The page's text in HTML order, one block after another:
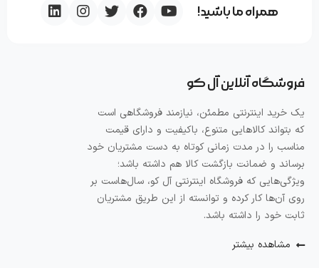
همراه ما باشید!
فروشگاه آنلاین آل کو
یک خرید اینترنتی مطمئن، نیازمند فروشگاهی است
که بتواند کالاهایی متنوع، باکیفیت و دارای قیمت
مناسب را در مدت زمانی کوتاه به دست مشتریان خود
برساند و ضمانت بازگشت کالا هم داشته باشد؛
ویژگی‌هایی که فروشگاه اینترنتی آل کو، سال‌هاست بر
روی آن‌ها کار کرده و توانسته از این طریق مشتریان
ثابت خود را داشته باشد.
مشاهده بیشتر